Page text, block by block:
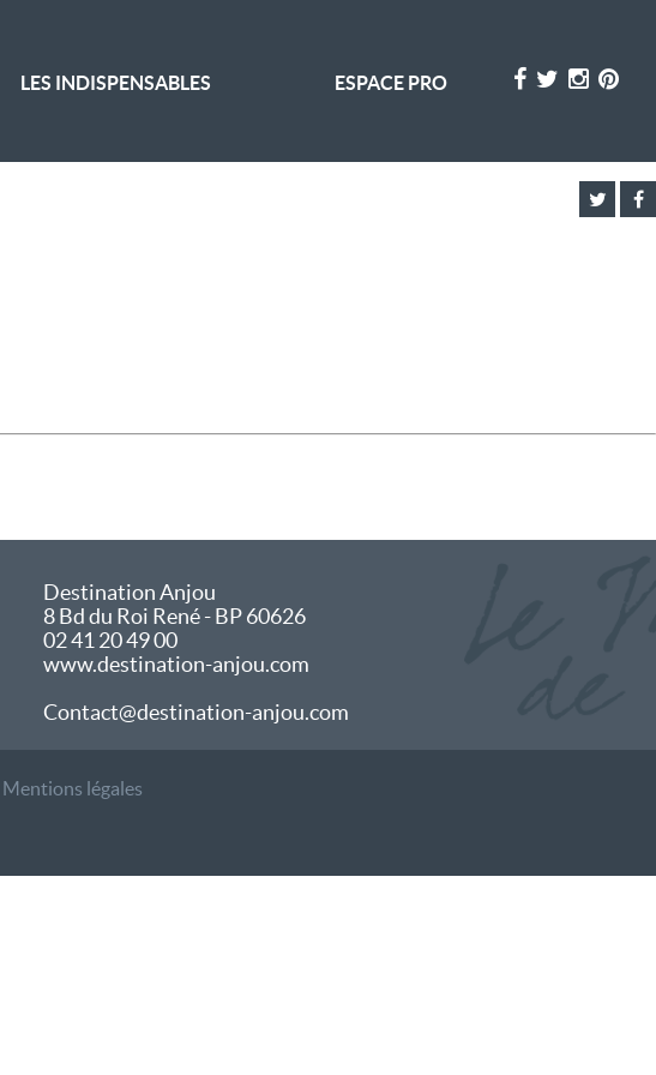
LES INDISPENSABLES ESPACE PRO
Destination Anjou
8 Bd du Roi René - BP 60626
02 41 20 49 00
www.destination-anjou.com
Contact@destination-anjou.com
Mentions légales